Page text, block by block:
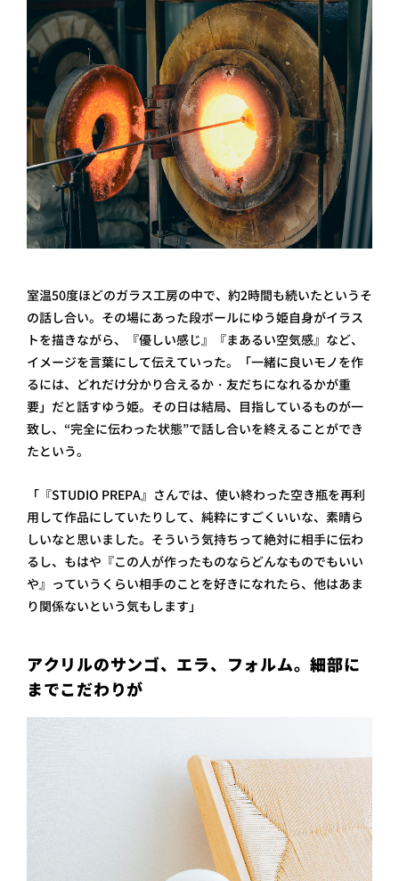
室温50度ほどのガラス工房の中で、約2時間も続いたというそ
の話し合い。その場にあった段ボールにゆう姫自身がイラス
トを描きながら、『優しい感じ』『まあるい空気感』など、
イメージを言葉にして伝えていった。「一緒に良いモノを作
るには、どれだけ分かり合えるか・友だちになれるかが重
要」だと話すゆう姫。その日は結局、目指しているものが一
致し、“完全に伝わった状態”で話し合いを終えることができ
たという。
「『STUDIO PREPA』さんでは、使い終わった空き瓶を再利
用して作品にしていたりして、純粋にすごくいいな、素晴ら
しいなと思いました。そういう気持ちって絶対に相手に伝わ
るし、もはや『この人が作ったものならどんなものでもいい
や』っていうくらい相手のことを好きになれたら、他はあま
り関係ないという気もします」
アクリルのサンゴ、エラ、フォルム。細部に
までこだわりが